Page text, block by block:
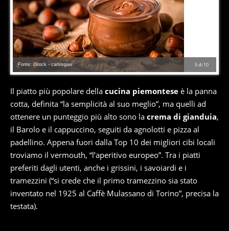
5di 10
Fonte: iStock - carlosgaw
Il piatto più popolare della cucina piemontese è la panna
cotta, definita “la semplicità al suo meglio”, ma quelli ad
ottenere un punteggio più alto sono la crema di gianduia,
il Barolo e il cappuccino, seguiti da agnolotti e pizza al
padellino. Appena fuori dalla Top 10 dei migliori cibi locali
troviamo il vermouth, “l’aperitivo europeo”. Tra i piatti
preferiti dagli utenti, anche i grissini, i savoiardi e i
tramezzini (“si crede che il primo tramezzino sia stato
inventato nel 1925 al Caffè Mulassano di Torino”, precisa la
testata).